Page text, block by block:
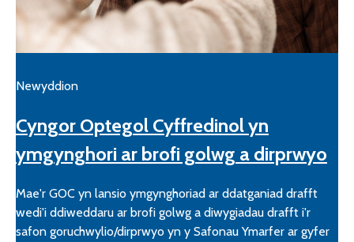
Newyddion
Cyngor Optegol Cyffredinol yn
ymgynghori ar brofi golwg a dirprwyo
Mae'r GOC yn lansio ymgynghoriad ar ddatganiad drafft
wedi'i ddiweddaru ar brofi golwg a diwygiadau drafft i'r
safon goruchwylio/dirprwyo yn y Safonau Ymarfer ar gyfer